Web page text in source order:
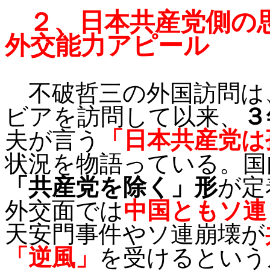
２、
日本共産党側の
外交能力アピール
不破哲三の外国訪問は
ビアを訪問して以来、
夫が言う
「日本共産党
状況を物語っている。
「共産党を除く」形が
外交面では中国ともソ
天安門事件やソ連崩壊が
「逆風」 を受けるとい